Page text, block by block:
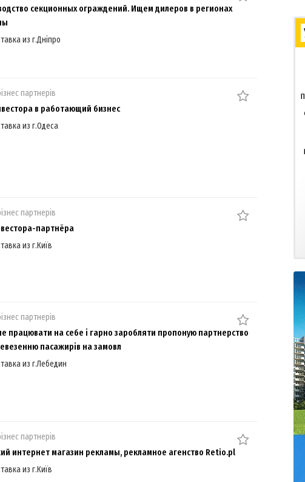
секционных ограждений. Ищем дилеров в регионах
из г.Дніпро
партнерів
в работающий бизнес
из г.Одеса
партнерів
партнёра
из г.Київ
партнерів
працювати на себе і гарно заробляти пропоную партнерство
пасажирів на замовл
из г.Лебедин
партнерів
интернет магазин рекламы, рекламное агенство Retio.pl
из г.Київ